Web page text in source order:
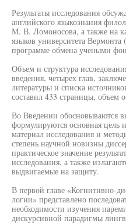
Результаты исследования
английского языкознания
М. В. Ломоносова, а также на
языков университета
программе обмена учеными
Объем и структура
введения, четырех глав,
литературы и списка
составил 433 страницы, объем
Во Введении обосновываются
формулируются основная цель
материал исследования и
степень научной новизны
практическое значение
исследования, а также
выдвигаемые на защиту.
В первой главе «Когнитивно-
логии» представлено
необходимости изучения
дискурсивной парадигмы